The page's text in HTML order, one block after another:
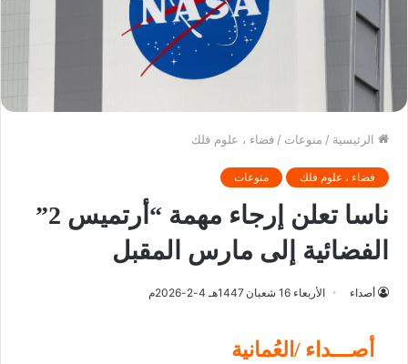
الرئيسية / منوعات / فضاء ، علوم فلك
فضاء ، علوم فلك منوعات
ناسا تعلن إرجاء مهمة “أرتميس 2”
الفضائية إلى مارس المقبل
أصداء الأربعاء 16 شعبان 1447هـ 4-2-2026م
أصـــداء /العُمانية